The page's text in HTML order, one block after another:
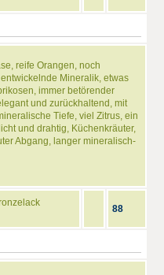
reife Orangen, noch
Mineralik, etwas
immer betörender
und zurückhaltend, mit
Tiefe, viel Zitrus, ein
und drahtig, Küchenkräuter,
Abgang, langer mineralisch-
88